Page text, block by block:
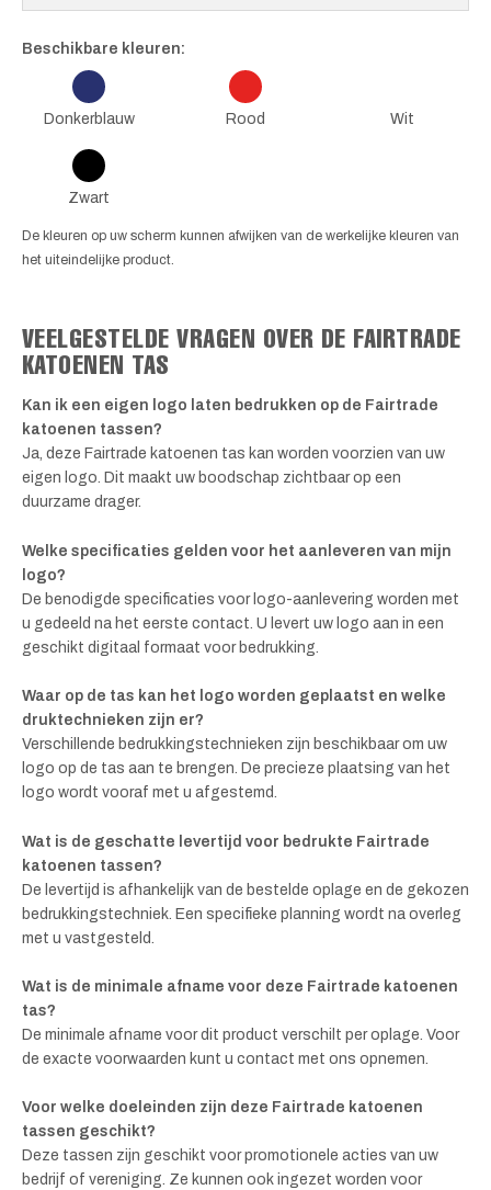
Beschikbare kleuren:
Donkerblauw Rood Wit
Zwart
De kleuren op uw scherm kunnen afwijken van de werkelijke kleuren van
het uiteindelijke product.
VEELGESTELDE VRAGEN OVER DE FAIRTRADE
KATOENEN TAS
Kan ik een eigen logo laten bedrukken op de Fairtrade
katoenen tassen?
Ja, deze Fairtrade katoenen tas kan worden voorzien van uw
eigen logo. Dit maakt uw boodschap zichtbaar op een
duurzame drager.
Welke specificaties gelden voor het aanleveren van mijn
logo?
De benodigde specificaties voor logo-aanlevering worden met
u gedeeld na het eerste contact. U levert uw logo aan in een
geschikt digitaal formaat voor bedrukking.
Waar op de tas kan het logo worden geplaatst en welke
druktechnieken zijn er?
Verschillende bedrukkingstechnieken zijn beschikbaar om uw
logo op de tas aan te brengen. De precieze plaatsing van het
logo wordt vooraf met u afgestemd.
Wat is de geschatte levertijd voor bedrukte Fairtrade
katoenen tassen?
De levertijd is afhankelijk van de bestelde oplage en de gekozen
bedrukkingstechniek. Een specifieke planning wordt na overleg
met u vastgesteld.
Wat is de minimale afname voor deze Fairtrade katoenen
tas?
De minimale afname voor dit product verschilt per oplage. Voor
de exacte voorwaarden kunt u contact met ons opnemen.
Voor welke doeleinden zijn deze Fairtrade katoenen
tassen geschikt?
Deze tassen zijn geschikt voor promotionele acties van uw
bedrijf of vereniging. Ze kunnen ook ingezet worden voor